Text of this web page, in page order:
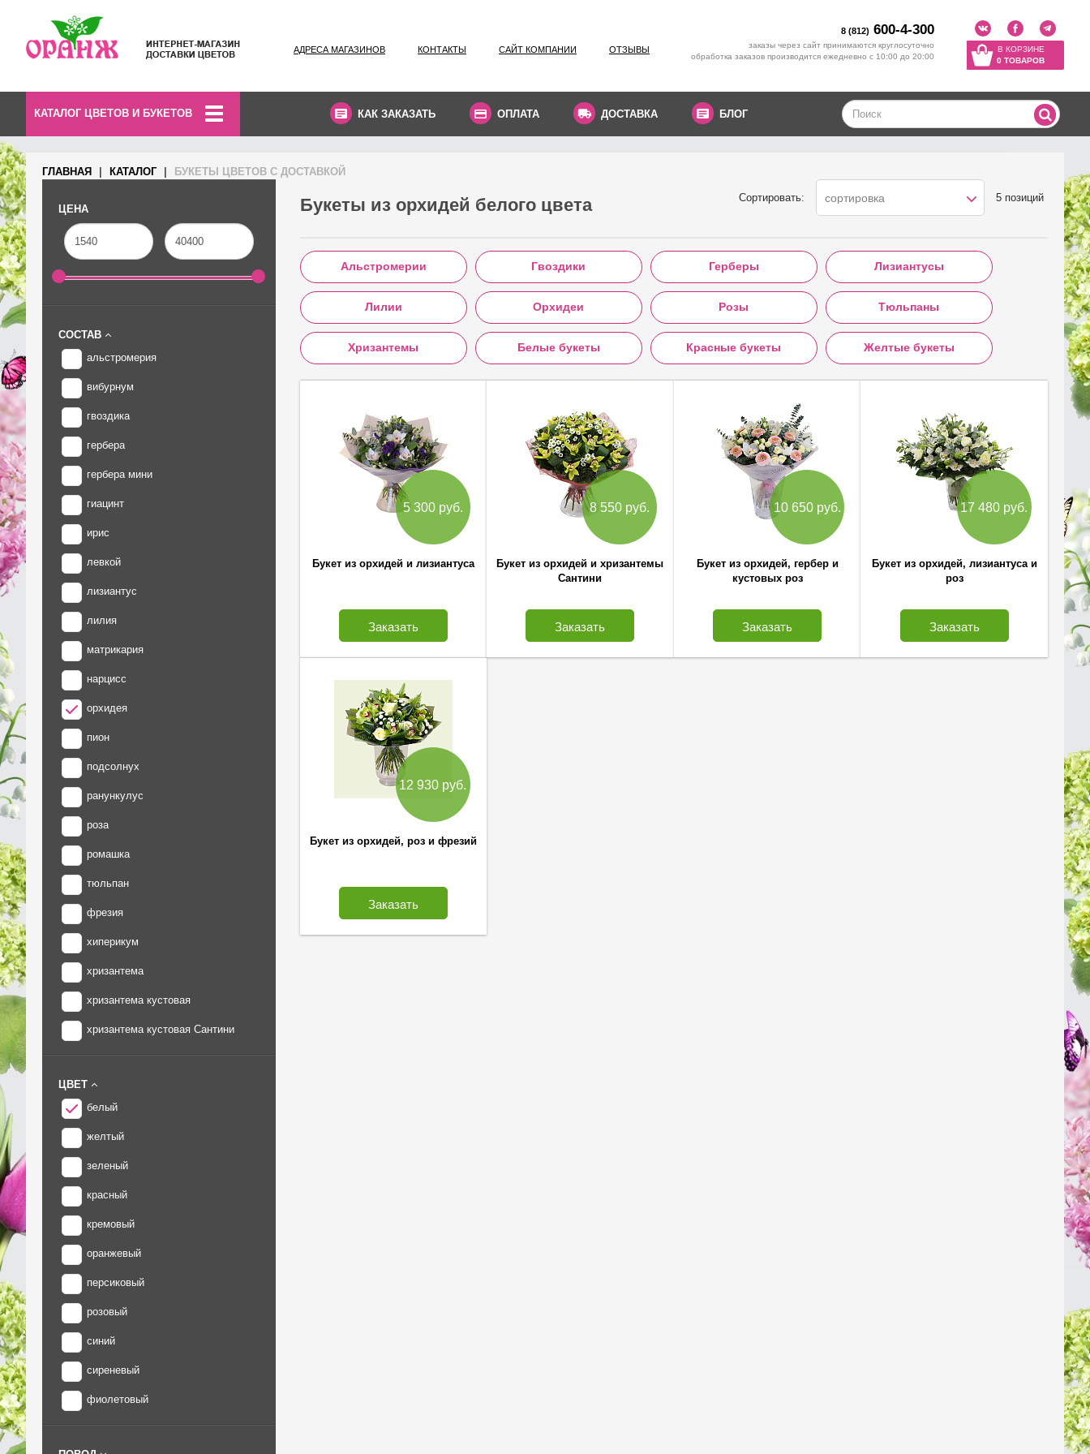
АДРЕСА МАГАЗИНОВ КОНТАКТЫ САЙТ КОМПАНИИ ОТЗЫВЫ
8 (812) 600-4-300
заказы через сайт принимаются круглосуточно
обработка заказов производится ежедневно с 10:00 до 20:00
В КОРЗИНЕ
0 ТОВАРОВ
КАТАЛОГ ЦВЕТОВ И БУКЕТОВ КАК ЗАКАЗАТЬ ОПЛАТА ДОСТАВКА БЛОГ
ГЛАВНАЯ КАТАЛОГ БУКЕТЫ ЦВЕТОВ С ДОСТАВКОЙ
ЦЕНА
СОСТАВ
альстромерия
вибурнум
гвоздика
гербера
гербера мини
гиацинт
ирис
левкой
лизиантус
лилия
матрикария
нарцисс
орхидея
пион
подсолнух
ранункулус
роза
ромашка
тюльпан
фрезия
хиперикум
хризантема
хризантема кустовая
хризантема кустовая Сантини
ЦВЕТ
белый
желтый
зеленый
красный
кремовый
оранжевый
персиковый
розовый
синий
сиреневый
фиолетовый
Букеты из орхидей белого цвета Сортировать: сортировка 5 позиций
Альстромерии Гвоздики Герберы Лизиантусы
Лилии Орхидеи Розы Тюльпаны
Хризантемы Белые букеты Красные букеты Желтые букеты
5 300 руб.
Букет из орхидей и лизиантуса
Заказать
8 550 руб.
Букет из орхидей и хризантемы
Сантини
Заказать
10 650 руб.
Букет из орхидей, гербер и
кустовых роз
Заказать
17 480 руб.
Букет из орхидей, лизиантуса и
роз
Заказать
12 930 руб.
Букет из орхидей, роз и фрезий
Заказать